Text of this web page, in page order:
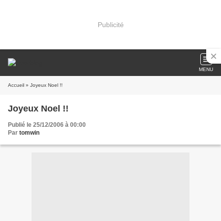
Publicité
MENU
Accueil » Joyeux Noel !!
Joyeux Noel !!
Publié le 25/12/2006 à 00:00
Par tomwin